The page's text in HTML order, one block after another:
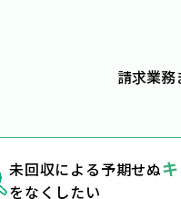
請求業
未回収による予期せぬ
をなくしたい